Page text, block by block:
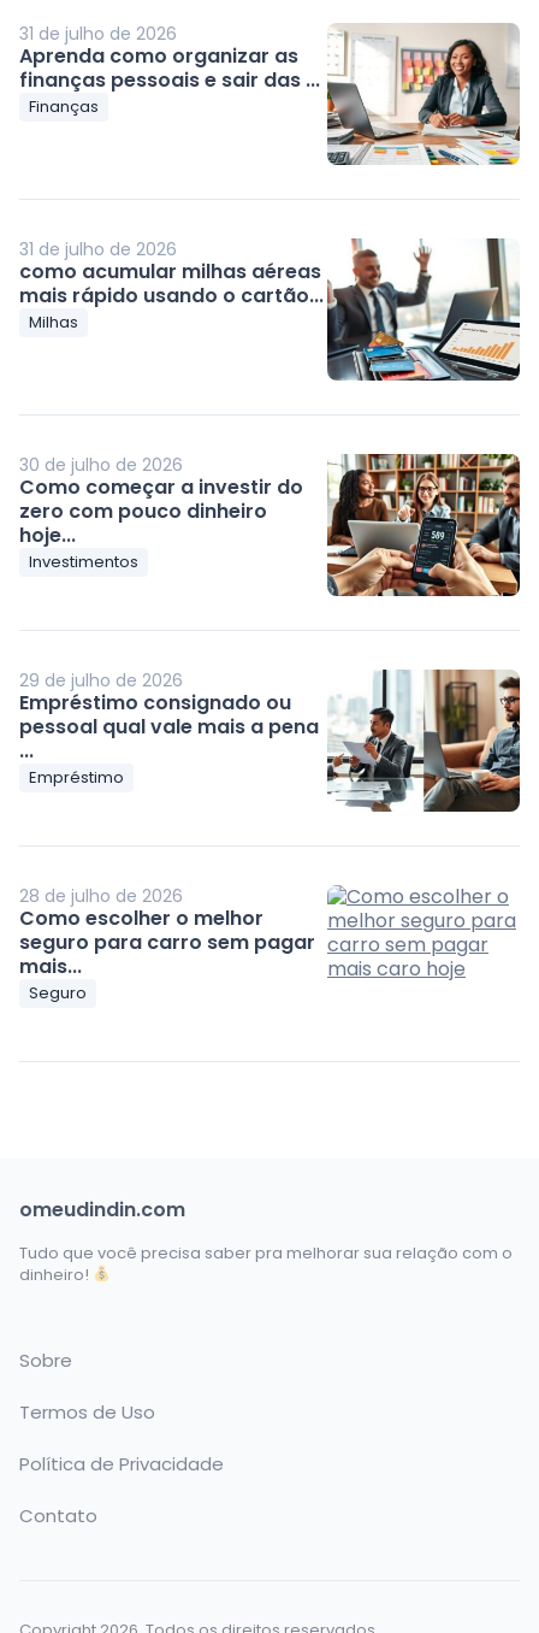
31 de julho de 2026
Aprenda como organizar as
finanças pessoais e sair das ...
Finanças
31 de julho de 2026
como acumular milhas aéreas
mais rápido usando o cartão...
Milhas
30 de julho de 2026
Como começar a investir do
zero com pouco dinheiro
hoje...
Investimentos
29 de julho de 2026
Empréstimo consignado ou
pessoal qual vale mais a pena
...
Empréstimo
28 de julho de 2026
Como escolher o melhor
seguro para carro sem pagar
mais...
Seguro
omeudindin.com
Tudo que você precisa saber pra melhorar sua relação com o
dinheiro!
Sobre
Termos de Uso
Política de Privacidade
Contato